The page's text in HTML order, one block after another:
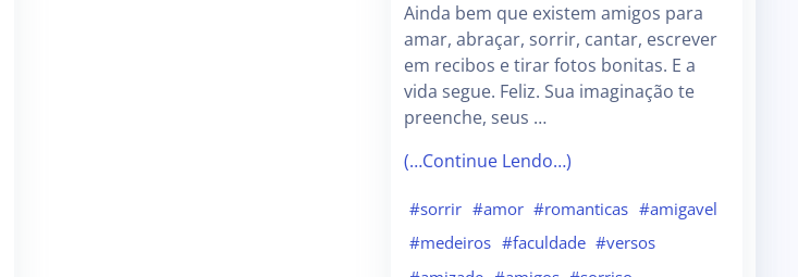
Ainda bem que existem amigos para
amar, abraçar, sorrir, cantar, escrever
em recibos e tirar fotos bonitas. E a
vida segue. Feliz. Sua imaginação te
preenche, seus …
(…Continue Lendo…)
#sorrir #amor #romanticas #amigavel
#medeiros #faculdade #versos